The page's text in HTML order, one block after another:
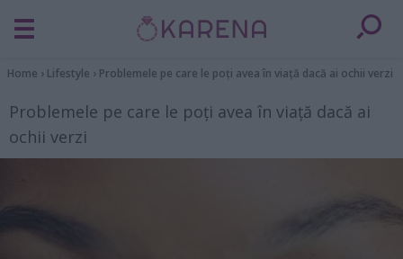
Home › Lifestyle › Problemele pe care le poți avea în viață dacă ai ochii verzi
Problemele pe care le poți avea în viață dacă ai
ochii verzi